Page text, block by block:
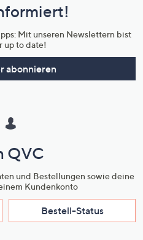
Mit unseren Newslettern bist
up to date!
abonnieren
QVC
und Bestellungen sowie deine
Kundenkonto
Bestell-Status